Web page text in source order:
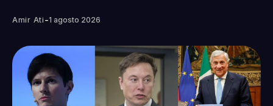
Amir Ati -1 agosto 2026